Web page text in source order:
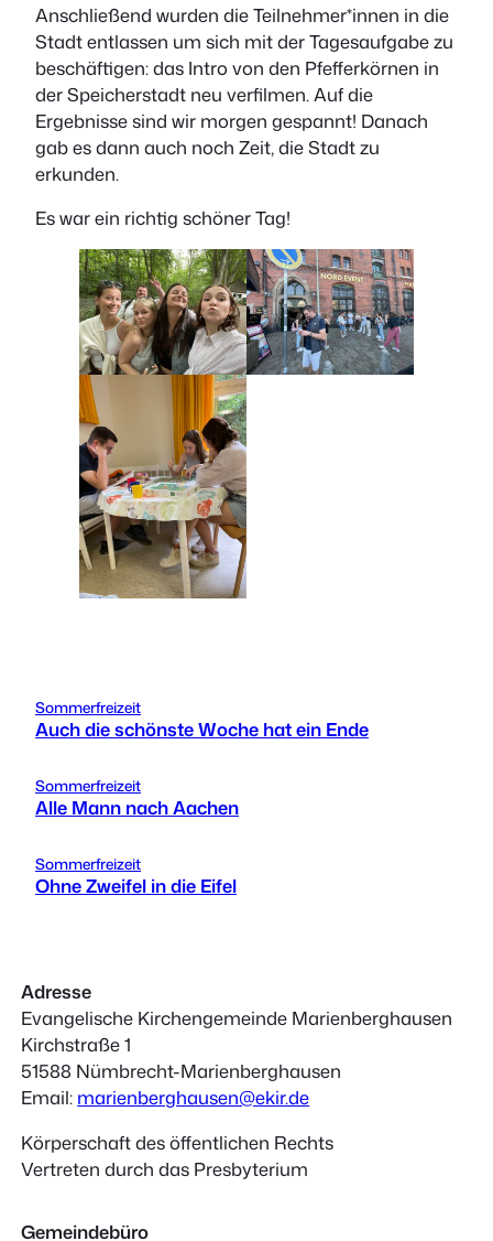
Anschließend wurden die Teilnehmer*innen in die
Stadt entlassen um sich mit der Tagesaufgabe zu
beschäftigen: das Intro von den Pfefferkörnen in
der Speicherstadt neu verfilmen. Auf die
Ergebnisse sind wir morgen gespannt! Danach
gab es dann auch noch Zeit, die Stadt zu
erkunden.
Es war ein richtig schöner Tag!
Sommerfreizeit
Auch die schönste Woche hat ein Ende
Sommerfreizeit
Alle Mann nach Aachen
Sommerfreizeit
Ohne Zweifel in die Eifel
Adresse
Evangelische Kirchengemeinde Marienberghausen
Kirchstraße 1
51588 Nümbrecht-Marienberghausen
Email: marienberghausen@ekir.de
Körperschaft des öffentlichen Rechts
Vertreten durch das Presbyterium
Gemeindebüro